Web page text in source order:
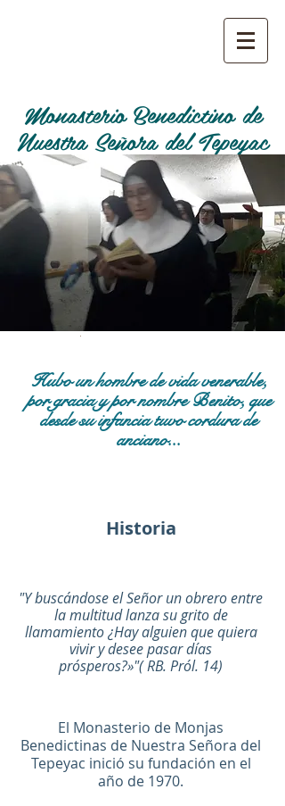
Monasterio Benedictino de
Nuestra Señora del Tepeyac
Hubo un hombre de vida venerable,
por gracia y por nombre Benito, que
desde su infancia tuvo cordura de
anciano...
Historia
"Y buscándose el Señor un obrero entre
la multitud lanza su grito de
llamamiento ¿Hay alguien que quiera
vivir y desee pasar días
prósperos?»"( RB. Pról. 14)
El Monasterio de Monjas
Benedictinas de Nuestra Señora del
Tepeyac inició su fundación en el
año de 1970.